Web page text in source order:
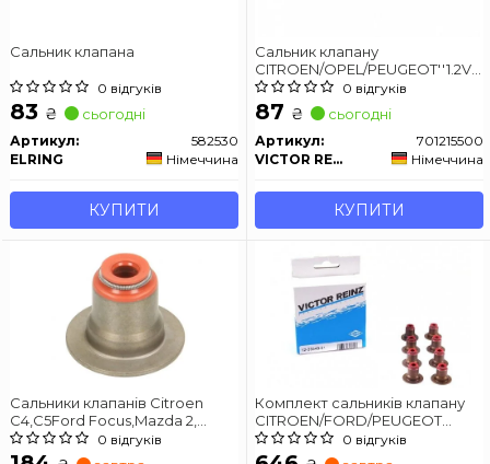
Сальник клапана
0 відгуків
83 ₴ сьогодні
Артикул:
582530
ELRING
Німеччина
КУПИТИ
Сальник клапану
CITROEN/OPEL/PEUGEOT''1.2VTI
EB2''12>>
0 відгуків
87 ₴ сьогодні
Артикул:
701215500
VICTOR REINZ
Німеччина
КУПИТИ
Сальники клапанів Citroen
C4,C5Ford Focus,Mazda 2,
Peugeot 208,308,Toyota
Aygo,Volvo C30, S40, S60, S80,
0 відгуків
Комплект сальників клапану
CITROEN/FORD/PEUGEOT
1,4HDi 01-
0 відгуків